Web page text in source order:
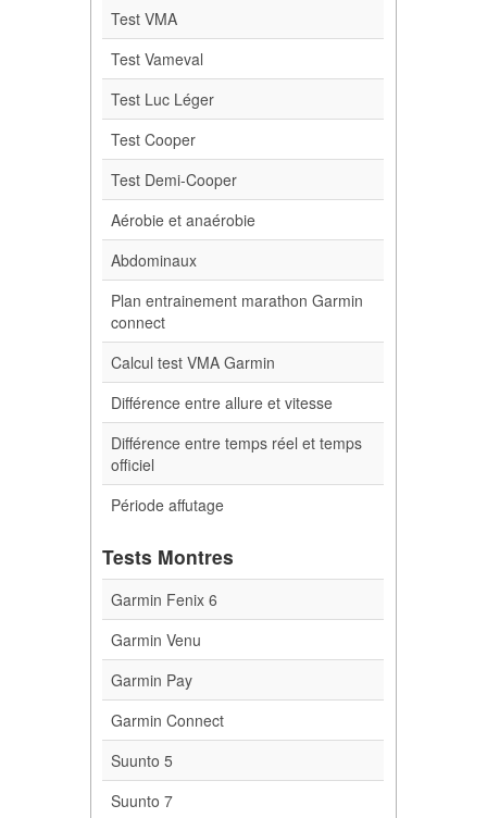
Test VMA
Test Vameval
Test Luc Léger
Test Cooper
Test Demi-Cooper
Aérobie et anaérobie
Abdominaux
Plan entrainement marathon Garmin
connect
Calcul test VMA Garmin
Différence entre allure et vitesse
Différence entre temps réel et temps
officiel
Période affutage
Tests Montres
Garmin Fenix 6
Garmin Venu
Garmin Pay
Garmin Connect
Suunto 5
Suunto 7